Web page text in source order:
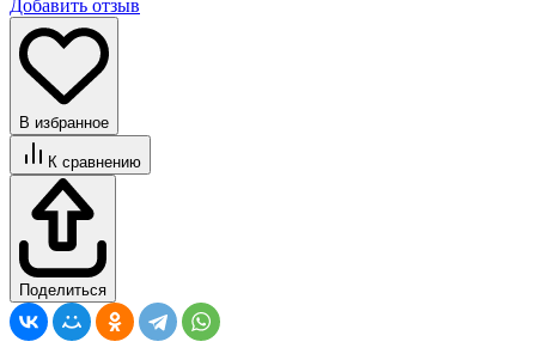
Добавить отзыв
В избранное
К сравнению
Поделиться